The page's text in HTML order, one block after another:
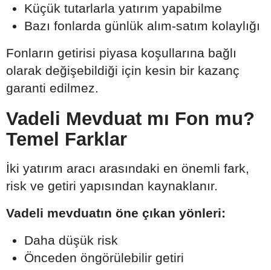
Küçük tutarlarla yatırım yapabilme
Bazı fonlarda günlük alım-satım kolaylığı
Fonların getirisi piyasa koşullarına bağlı
olarak değişebildiği için kesin bir kazanç
garanti edilmez.
Vadeli Mevduat mı Fon mu?
Temel Farklar
İki yatırım aracı arasındaki en önemli fark,
risk ve getiri yapısından kaynaklanır.
Vadeli mevduatın öne çıkan yönleri:
Daha düşük risk
Önceden öngörülebilir getiri